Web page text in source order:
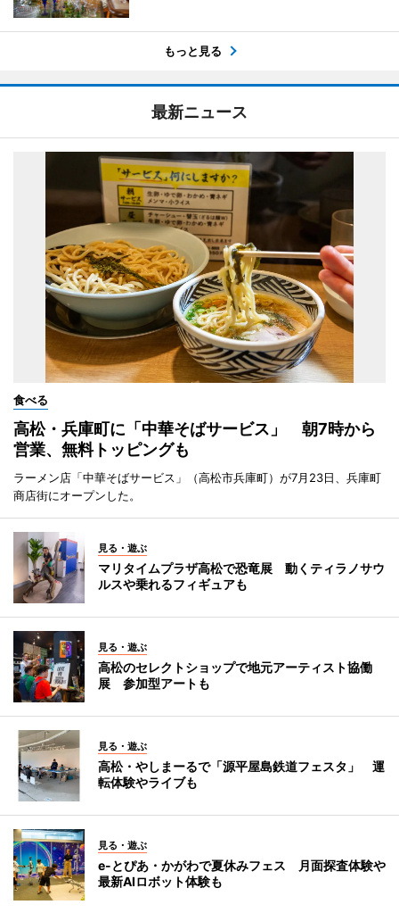
もっと見る
最新ニュース
食べる
高松・兵庫町に「中華そばサービス」 朝7時から
営業、無料トッピングも
ラーメン店「中華そばサービス」（高松市兵庫町）が7月23日、兵庫町
商店街にオープンした。
見る・遊ぶ
マリタイムプラザ高松で恐竜展 動くティラノサウ
ルスや乗れるフィギュアも
見る・遊ぶ
高松のセレクトショップで地元アーティスト協働
展 参加型アートも
見る・遊ぶ
高松・やしまーるで「源平屋島鉄道フェスタ」 運
転体験やライブも
見る・遊ぶ
e-とぴあ・かがわで夏休みフェス 月面探査体験や
最新AIロボット体験も